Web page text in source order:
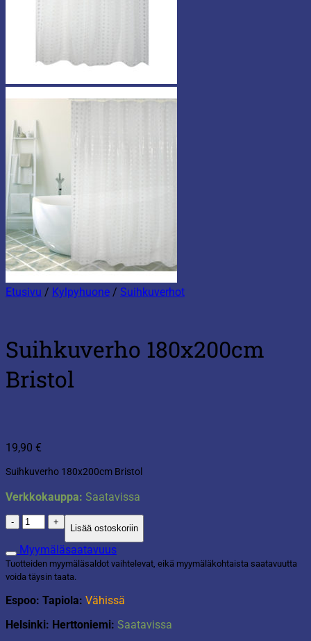
Etusivu / Kylpyhuone / Suihkuverhot
Suihkuverho 180x200cm
Bristol
19,90 €
Suihkuverho 180x200cm Bristol
Verkkokauppa: Saatavissa
Suihkuverho
180x200cm
Bristol
määrä
Lisää ostoskoriin
Myymäläsaatavuus
Tuotteiden myymäläsaldot vaihtelevat, eikä myymäläkohtaista saatavuutta
voida täysin taata.
Espoo: Tapiola: Vähissä
Helsinki: Herttoniemi: Saatavissa